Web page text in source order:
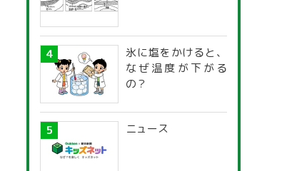
氷に塩をかけると、
なぜ温度が下がる
の？
ニュース